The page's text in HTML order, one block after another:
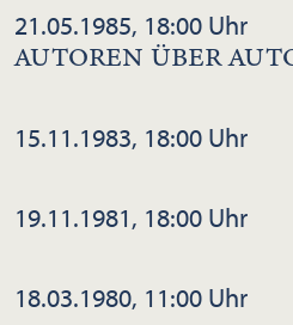
21.05.1985, 18:00 Uhr
AUTOREN ÜBER
15.11.1983, 18:00 Uhr
19.11.1981, 18:00 Uhr
18.03.1980, 11:00 Uhr